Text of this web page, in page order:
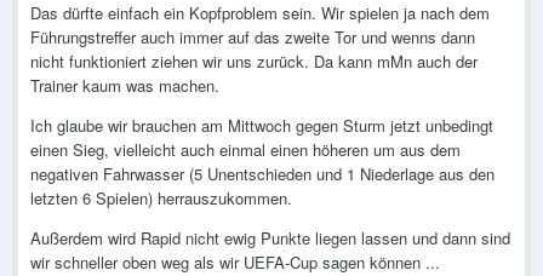
Das dürfte einfach ein Kopfproblem sein. Wir spielen ja nach dem
Führungstreffer auch immer auf das zweite Tor und wenns dann
nicht funktioniert ziehen wir uns zurück. Da kann mMn auch der
Trainer kaum was machen.
Ich glaube wir brauchen am Mittwoch gegen Sturm jetzt unbedingt
einen Sieg, vielleicht auch einmal einen höheren um aus dem
negativen Fahrwasser (5 Unentschieden und 1 Niederlage aus den
letzten 6 Spielen) herrauszukommen.
Außerdem wird Rapid nicht ewig Punkte liegen lassen und dann sind
wir schneller oben weg als wir UEFA-Cup sagen können ...